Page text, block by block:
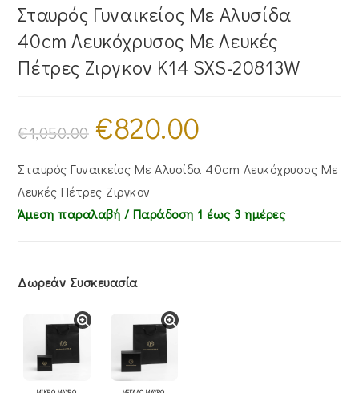
Σταυρός Γυναικείος Με Αλυσίδα
40cm Λευκόχρυσος Με Λευκές
Πέτρες Ζιργκον Κ14 SXS-20813W
€1,050.00
Original
price
was:
€820.00
€820.00.
Σταυρός Γυναικείος Με Αλυσίδα 40cm Λευκόχρυσος Με
Λευκές Πέτρες Ζιργκον
Άμεση παραλαβή / Παράδoση 1 έως 3 ημέρες
Δωρεάν Συσκευασία